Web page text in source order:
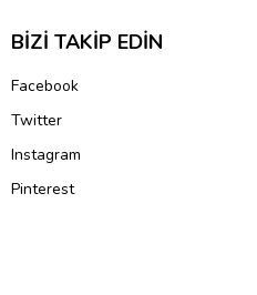
BİZİ TAKİP EDİN
Facebook
Twitter
Instagram
Pinterest